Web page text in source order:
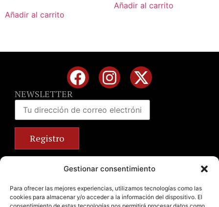
Gestionar consentimiento
Para ofrecer las mejores experiencias, utilizamos tecnologías como las
cookies para almacenar y/o acceder a la información del dispositivo. El
Añadir al carrito
Añadir al carrito
NEWSLETTER
+34 963 672 314
info@emilianobodega.com
Parking gratuito